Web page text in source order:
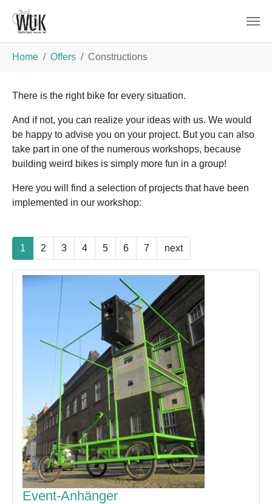
Home Offers Constructions
There is the right bike for every situation.
And if not, you can realize your ideas with us. We would
be happy to advise you on your project. But you can also
take part in one of the numerous workshops, because
building weird bikes is simply more fun in a group!
Here you will find a selection of projects that have been
implemented in our workshop:
1 2 3 4 5 6 7 next
Event-Anhänger